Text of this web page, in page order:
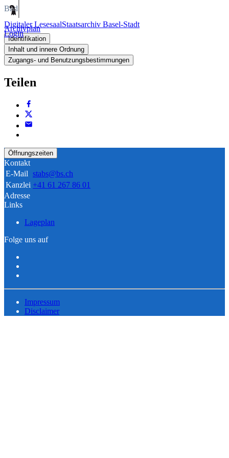
Digitaler LesesaalStaatsarchiv Basel-Stadt
Login
Bild
Archivplan
Identifikation
Inhalt und innere Ordnung
Zugangs- und Benutzungsbestimmungen
Teilen
Öffnungszeiten
Kontakt
E-Mail stabs@bs.ch
Kanzlei +41 61 267 86 01
Adresse
Links
Lageplan
Folge uns auf
Impressum
Disclaimer